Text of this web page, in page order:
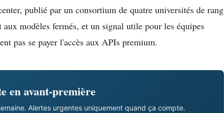
publié par un consortium de quatre universités de rang
modèles fermés, et un signal utile pour les équipes
pas se payer l'accès aux APIs premium.
en avant-première
Alertes urgentes uniquement quand ça compte.